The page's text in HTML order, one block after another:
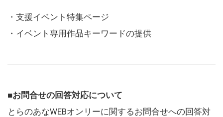
・支援イベント特集ページ
・イベント専用作品キーワードの提供
■お問合せの回答対応について
とらのあなWEBオンリーに関するお問合せへの回答対